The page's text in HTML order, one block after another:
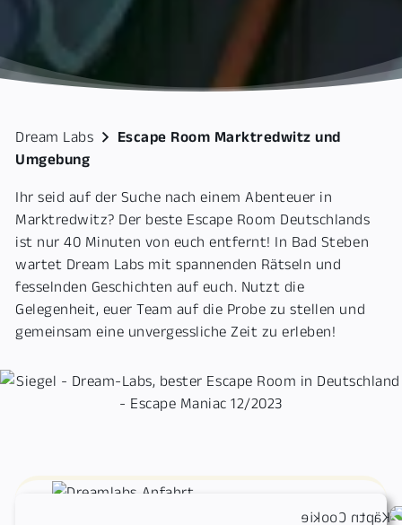
Dream Labs
Escape Room Marktredwitz und
Umgebung
Ihr seid auf der Suche nach einem Abenteuer in
Marktredwitz? Der beste Escape Room Deutschlands
ist nur 40 Minuten von euch entfernt! In Bad Steben
wartet Dream Labs mit spannenden Rätseln und
fesselnden Geschichten auf euch. Nutzt die
Gelegenheit, euer Team auf die Probe zu stellen und
gemeinsam eine unvergessliche Zeit zu erleben!